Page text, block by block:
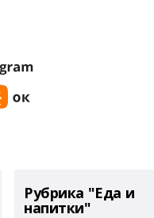
Рубрика "Еда и
напитки"